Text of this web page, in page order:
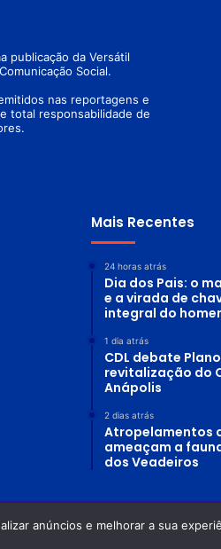
publicação da Versátil
Social.
nas reportagens e
total responsabilidade de
Mais Recentes
24 horas atrás
Dia dos Pais: o
e a virada de
integral do
1 dia atrás
CDL debate
revitalização do
Anápolis
2 dias atrás
Atropelamentos
ameaçam a
dos Veadeiros
reservados |Revista Planeta
anúncios e melhorar a sua